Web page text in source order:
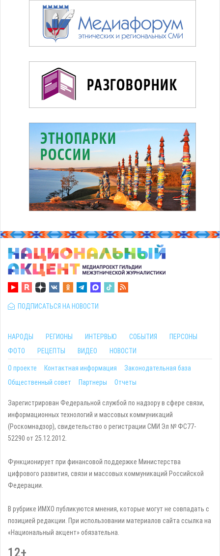
ПОДПИСАТЬСЯ НА НОВОСТИ
НАРОДЫ РЕГИОНЫ ИНТЕРВЬЮ СОБЫТИЯ
ПЕРСОНЫ
ФОТО
РЕЦЕПТЫ ВИДЕО НОВОСТИ
О проекте Контактная информация
Законодательная база
Общественный совет
Партнеры Отчеты
Зарегистрирован Федеральной службой по надзору в сфере связи,
информационных технологий и массовых коммуникаций
(Роскомнадзор), свидетельство о регистрации СМИ Эл № ФС77-
52290 от 25.12.2012.
Функционирует при финансовой поддержке Министерства
цифрового развития, связи и массовых коммуникаций Российской
Федерации.
В рубрике ИМХО публикуются мнения, которые могут не совпадать с
позицией редакции. При использовании материалов сайта ссылка на
«Национальный акцент» обязательна.
12+